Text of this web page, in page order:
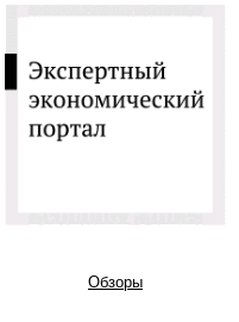
Обзоры